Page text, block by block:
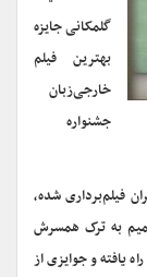
گلمکانی جایزه
بهترین فیلم
خارجی‌زبان
جشنواره
فیلم‌برداری شده،
به ترک همسرش
یافته و جوایزی از